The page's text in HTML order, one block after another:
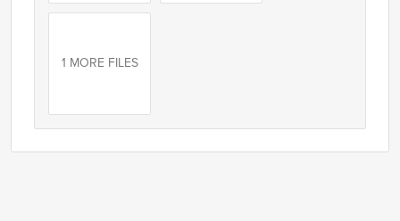
1 MORE FILES